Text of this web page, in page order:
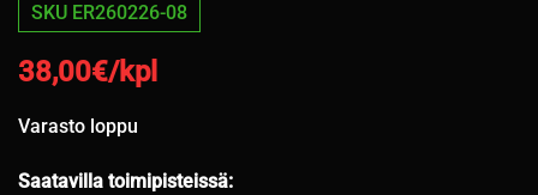
SKU ER260226-08
38,00€/kpl
Varasto loppu
Saatavilla toimipisteissä: